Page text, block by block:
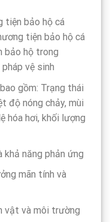
tiện bảo hộ cá
tiện bảo hộ cá
bảo hộ trong
vệ sinh
gồm: Trạng thái
độ nóng chảy, mùi
hóa hơi, khối lượng
khả năng phản ứng
mãn tính và
vật và môi trường